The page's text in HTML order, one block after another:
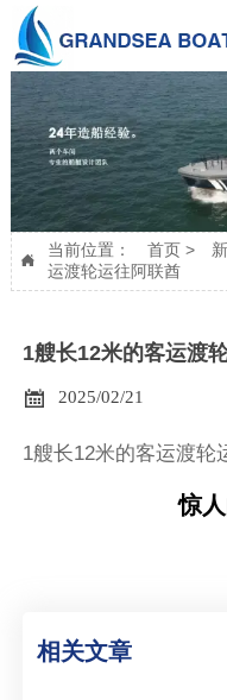

当前位置： 首页>
运渡轮运往阿联酋
1艘长12米的客运渡

2025/02/21
1艘长12米的客运渡轮
惊
相关文章